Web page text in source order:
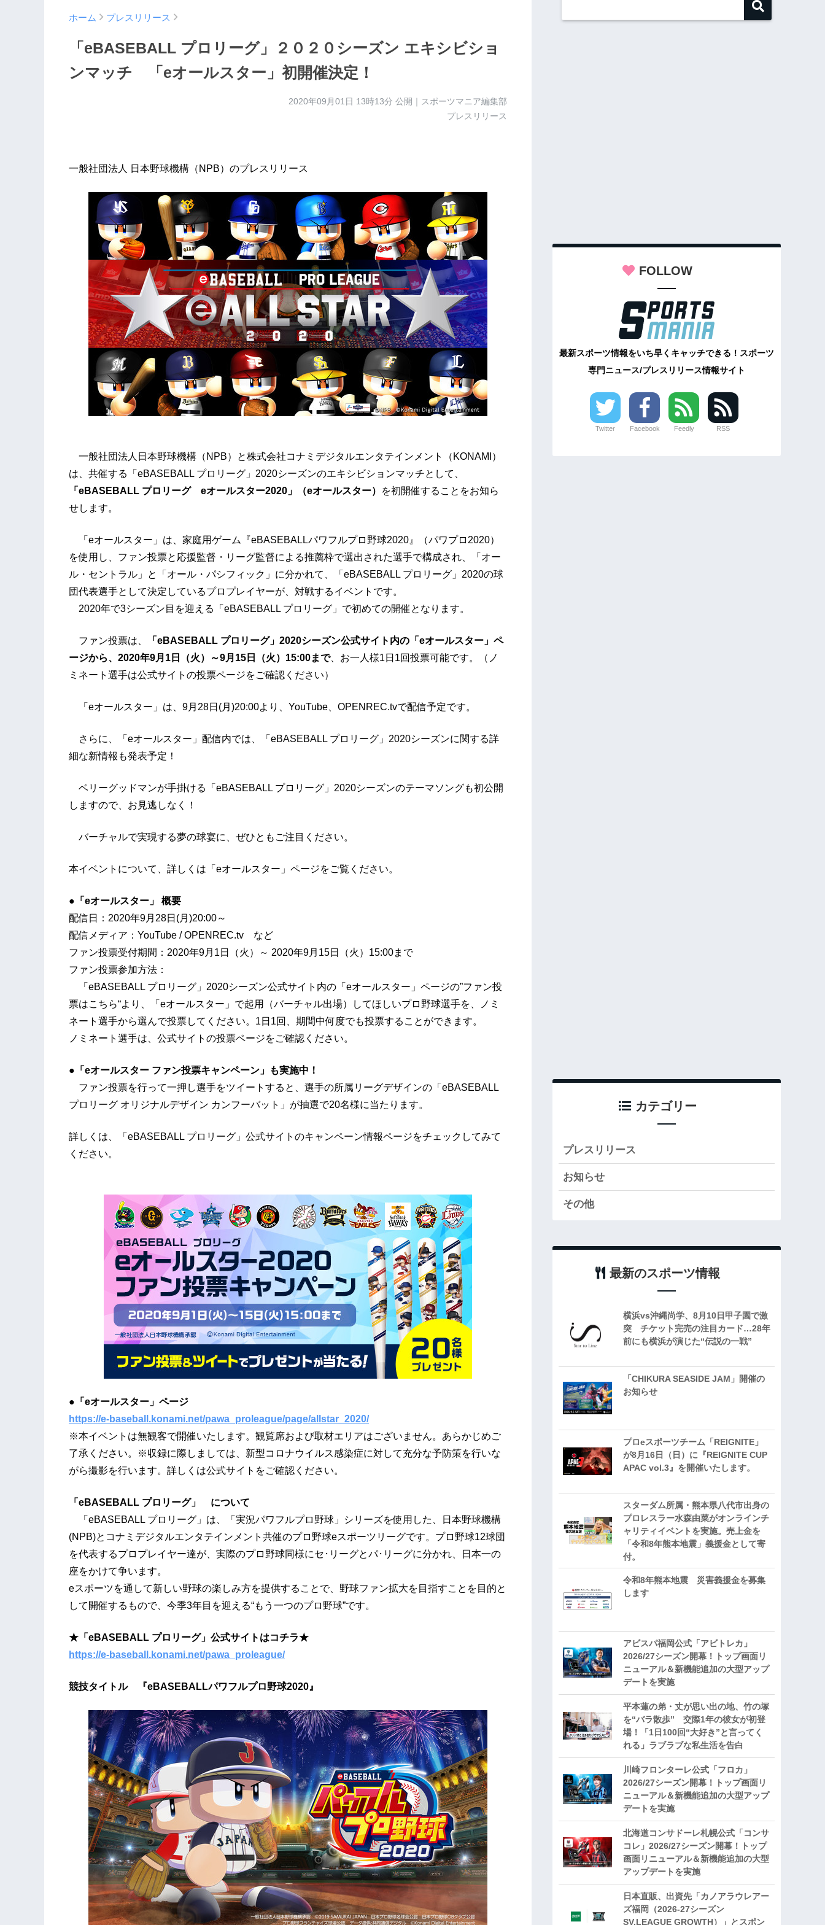
ホーム プレスリリース
「eBASEBALL プロリーグ」２０２０シーズン エキシビショ
ンマッチ 「eオールスター」初開催決定！
2020年09月01日 13時13分 公開｜スポーツマニア編集部
プレスリリース
一般社団法人 日本野球機構（NPB）のプレスリリース
一般社団法人日本野球機構（NPB）と株式会社コナミデジタルエンタテインメント（KONAMI）
は、共催する「eBASEBALL プロリーグ」2020シーズンのエキシビションマッチとして、
「eBASEBALL プロリーグ eオールスター2020」（eオールスター）
を初開催することをお知ら
せします。
「eオールスター」は、家庭用ゲーム『eBASEBALLパワフルプロ野球2020』（パワプロ2020）
を使用し、ファン投票と応援監督・リーグ監督による推薦枠で選出された選手で構成され、「オー
ル・セントラル」と「オール・パシフィック」に分かれて、「eBASEBALL プロリーグ」2020の球
団代表選手として決定しているプロプレイヤーが、対戦するイベントです。
2020年で3シーズン目を迎える「eBASEBALL プロリーグ」で初めての開催となります。
ファン投票は、
「eBASEBALL プロリーグ」2020シーズン公式サイト内の「eオールスター」ペ
ージから、2020年9月1日（火）～9月15日（火）15:00まで、お一人様1日1回投票可能です。（ノ
ミネート選手は公式サイトの投票ページをご確認ください）
「eオールスター」は、9月28日(月)20:00より、YouTube、OPENREC.tvで配信予定です。
さらに、「eオールスター」配信内では、「eBASEBALL プロリーグ」2020シーズンに関する詳
細な新情報も発表予定！
ベリーグッドマンが手掛ける「eBASEBALL プロリーグ」2020シーズンのテーマソングも初公開
しますので、お見逃しなく！
バーチャルで実現する夢の球宴に、ぜひともご注目ください。
本イベントについて、詳しくは「eオールスター」ページをご覧ください。
●「eオールスター」 概要
配信日：2020年9月28日(月)20:00～
配信メディア：YouTube / OPENREC.tv など
ファン投票受付期間：2020年9月1日（火）～ 2020年9月15日（火）15:00まで
ファン投票参加方法：
「eBASEBALL プロリーグ」2020シーズン公式サイト内の「eオールスター」ページの”ファン投
票はこちら“より、「eオールスター」で起用（バーチャル出場）してほしいプロ野球選手を、ノミ
ネート選手から選んで投票してください。1日1回、期間中何度でも投票することができます。
ノミネート選手は、公式サイトの投票ページをご確認ください。
● 「eオールスター ファン投票キャンペーン」も実施中！
ファン投票を行って一押し選手をツイートすると、選手の所属リーグデザインの「eBASEBALL
プロリーグ オリジナルデザイン カンフーバット」が抽選で20名様に当たります。
詳しくは、「eBASEBALL プロリーグ」公式サイトのキャンペーン情報ページをチェックしてみて
ください。
●「eオールスター」ページ
https://e-baseball.konami.net/pawa_proleague/page/allstar_2020/
※本イベントは無観客で開催いたします。観覧席および取材エリアはございません。あらかじめご
了承ください。※収録に際しましては、新型コロナウイルス感染症に対して充分な予防策を行いな
がら撮影を行います。詳しくは公式サイトをご確認ください。
「eBASEBALL プロリーグ」 について
「eBASEBALL プロリーグ」は、「実況パワフルプロ野球」シリーズを使用した、日本野球機構
(NPB)とコナミデジタルエンタテインメント共催のプロ野球eスポーツリーグです。プロ野球12球団
を代表するプロプレイヤー達が、実際のプロ野球同様にセ･リーグとパ･リーグに分かれ、日本一の
座をかけて争います。
eスポーツを通して新しい野球の楽しみ方を提供することで、野球ファン拡大を目指すことを目的と
して開催するもので、今季3年目を迎える“もう一つのプロ野球”です。
★「eBASEBALL プロリーグ」公式サイトはコチラ★
https://e-baseball.konami.net/pawa_proleague/
競技タイトル 『eBASEBALLパワフルプロ野球2020』
FOLLOW
最新スポーツ情報をいち早くキャッチできる！スポーツ
専門ニュース/プレスリリース情報サイト
Twitter Facebook Feedly RSS
カテゴリー
プレスリリース
お知らせ
その他
最新のスポーツ情報
横浜vs沖縄尚学、8月10日甲子園で激
突 チケット完売の注目カード…28年
前にも横浜が演じた“伝説の一戦”
「CHIKURA SEASIDE JAM」開催の
お知らせ
プロeスポーツチーム「REIGNITE」
が8月16日（日）に『REIGNITE CUP
APAC vol.3』を開催いたします。
スターダム所属・熊本県八代市出身の
プロレスラー水森由菜がオンラインチ
ャリティイベントを実施。売上金を
「令和8年熊本地震」義援金として寄
付。
令和8年熊本地震 災害義援金を募集
します
アビスパ福岡公式「アビトレカ」
2026/27シーズン開幕！トップ画面リ
ニューアル＆新機能追加の大型アップ
デートを実施
平本蓮の弟・丈が思い出の地、竹の塚
を“バラ散歩” 交際1年の彼女が初登
場！「1日100回“大好き”と言ってく
れる」ラブラブな私生活を告白
川崎フロンターレ公式「フロカ」
2026/27シーズン開幕！トップ画面リ
ニューアル＆新機能追加の大型アップ
デートを実施
北海道コンサドーレ札幌公式「コンサ
コレ」2026/27シーズン開幕！トップ
画面リニューアル＆新機能追加の大型
アップデートを実施
日本直販、出資先「カノアラウレアー
ズ福岡（2026-27シーズン
SV.LEAGUE GROWTH）」とスポン